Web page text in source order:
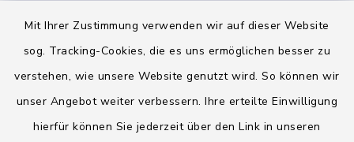
Mit Ihrer Zustimmung verwenden wir auf dieser Website
sog. Tracking-Cookies, die es uns ermöglichen besser zu
verstehen, wie unsere Website genutzt wird. So können wir
unser Angebot weiter verbessern. Ihre erteilte Einwilligung
hierfür können Sie jederzeit über den Link in unseren
Quicklinks
Amt Boostedt-Rickling
Amtsbroschüre